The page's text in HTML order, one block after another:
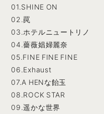
01.SHINE ON
02.罠
03.ホテルニュートリノ
04.薔薇娼婦麗奈
05.FINE FINE FINE
06.Exhaust
07.A HENな飴玉
08.ROCK STAR
09.遥かな世界